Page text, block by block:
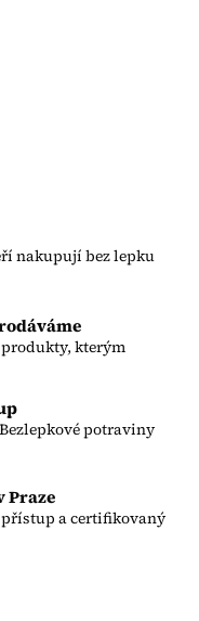
nakupují bez lepku
kterým
potraviny
Praze
a certifikovaný